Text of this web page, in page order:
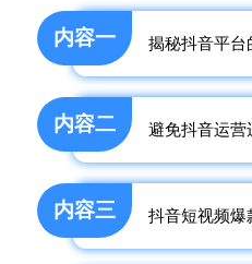
内容一 揭秘抖音平台
内容二 避免抖音运营
内容三 抖音短视频爆